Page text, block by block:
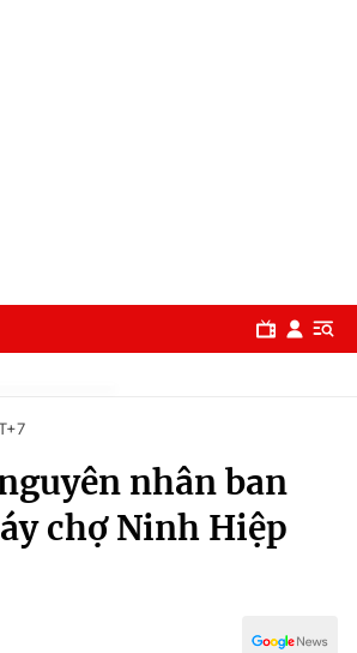
trí
nhân ban
chợ Ninh Hiệp